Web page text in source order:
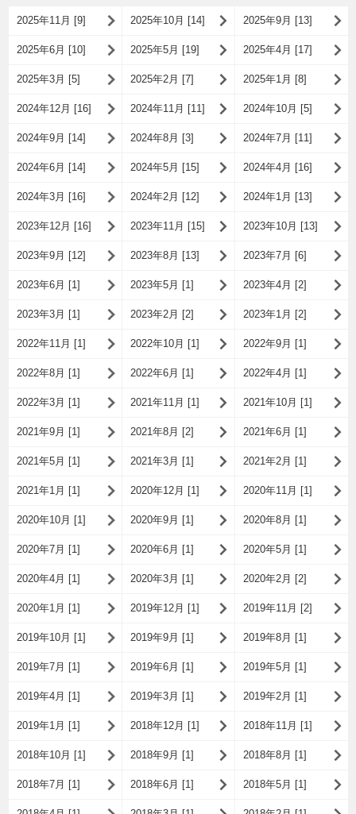
2025年11月 [9] 2025年10月 [14] 2025年9月 [13]
2025年6月 [10] 2025年5月 [19] 2025年4月 [17]
2025年3月 [5] 2025年2月 [7] 2025年1月 [8]
2024年12月 [16] 2024年11月 [11] 2024年10月 [5]
2024年9月 [14] 2024年8月 [3] 2024年7月 [11]
2024年6月 [14] 2024年5月 [15] 2024年4月 [16]
2024年3月 [16] 2024年2月 [12] 2024年1月 [13]
2023年12月 [16] 2023年11月 [15] 2023年10月 [13]
2023年9月 [12] 2023年8月 [13] 2023年7月 [6]
2023年6月 [1] 2023年5月 [1] 2023年4月 [2]
2023年3月 [1] 2023年2月 [2] 2023年1月 [2]
2022年11月 [1] 2022年10月 [1] 2022年9月 [1]
2022年8月 [1] 2022年6月 [1] 2022年4月 [1]
2022年3月 [1] 2021年11月 [1] 2021年10月 [1]
2021年9月 [1] 2021年8月 [2] 2021年6月 [1]
2021年5月 [1] 2021年3月 [1] 2021年2月 [1]
2021年1月 [1] 2020年12月 [1] 2020年11月 [1]
2020年10月 [1] 2020年9月 [1] 2020年8月 [1]
2020年7月 [1] 2020年6月 [1] 2020年5月 [1]
2020年4月 [1] 2020年3月 [1] 2020年2月 [2]
2020年1月 [1] 2019年12月 [1] 2019年11月 [2]
2019年10月 [1] 2019年9月 [1] 2019年8月 [1]
2019年7月 [1] 2019年6月 [1] 2019年5月 [1]
2019年4月 [1] 2019年3月 [1] 2019年2月 [1]
2019年1月 [1] 2018年12月 [1] 2018年11月 [1]
2018年10月 [1] 2018年9月 [1] 2018年8月 [1]
2018年7月 [1] 2018年6月 [1] 2018年5月 [1]